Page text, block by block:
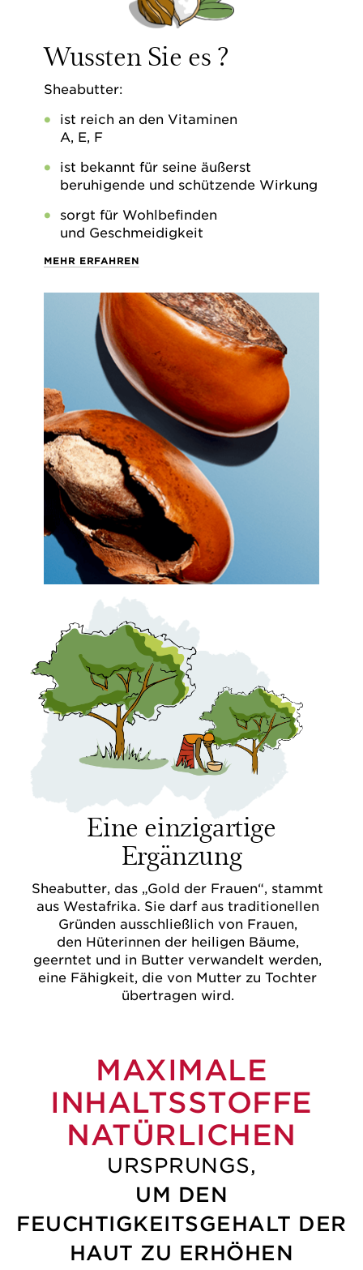
Wussten Sie es ?
Sheabutter:
ist reich an den Vitaminen
A, E, F
ist bekannt für seine äußerst
beruhigende und schützende Wirkung
sorgt für Wohlbefinden
und Geschmeidigkeit
MEHR ERFAHREN
Eine einzigartige
Ergänzung
Sheabutter, das „Gold der Frauen“, stammt
aus Westafrika. Sie darf aus traditionellen
Gründen ausschließlich von Frauen,
den Hüterinnen der heiligen Bäume,
geerntet und in Butter verwandelt werden,
eine Fähigkeit, die von Mutter zu Tochter
übertragen wird.
MAXIMALE
INHALTSSTOFFE
NATÜRLICHEN
URSPRUNGS,
UM DEN
FEUCHTIGKEITSGEHALT DER
HAUT ZU ERHÖHEN